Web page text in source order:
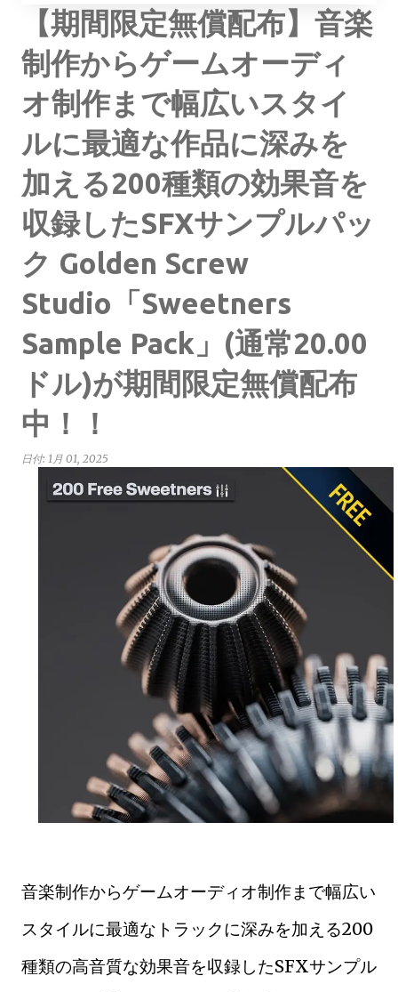
【期間限定無償配布】音楽
制作からゲームオーディ
オ制作まで幅広いスタイ
ルに最適な作品に深みを
加える200種類の効果音を
収録したSFXサンプルパッ
ク Golden Screw
Studio「Sweetners
Sample Pack」(通常20.00
ドル)が期間限定無償配布
中！！
日付: 1月 01, 2025
音楽制作からゲームオーディオ制作まで幅広い
スタイルに最適なトラックに深みを加える200
種類の高音質な効果音を収録したSFXサンプル